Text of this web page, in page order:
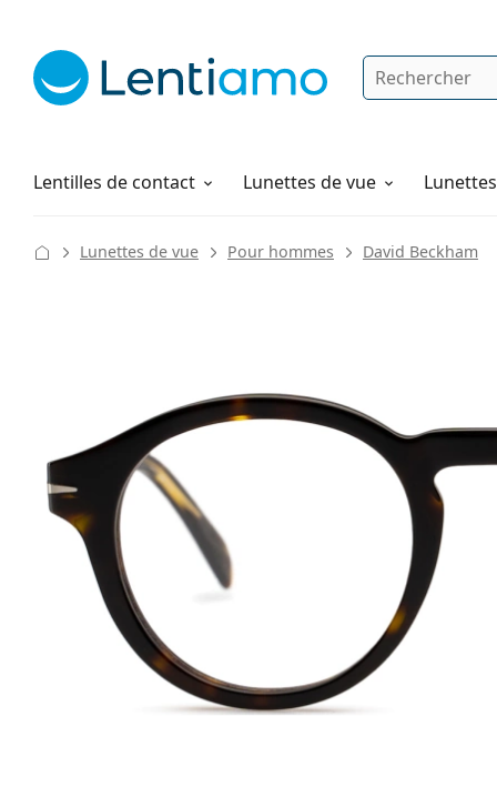
Rechercher
Lentilles de contact
Solutions Lunettes de vue
Comment commander
Lunettes de vue Pour hommes David Beckham
Largeur des verres
43 mm
Largeur des verres
46 mm
Largeur des verres
Largeur
des verres